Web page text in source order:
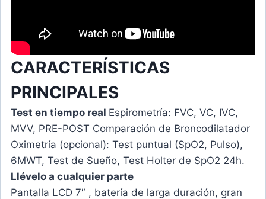
CARACTERÍSTICAS
PRINCIPALES
Test en tiempo real Espirometría: FVC, VC, IVC,
MVV, PRE-POST Comparación de Broncodilatador
Oximetría (opcional): Test puntual (SpO2, Pulso),
6MWT, Test de Sueño, Test Holter de SpO2 24h.
Llévelo a cualquier parte
Pantalla LCD 7″ , batería de larga duración, gran